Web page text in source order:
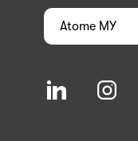
Atome MY